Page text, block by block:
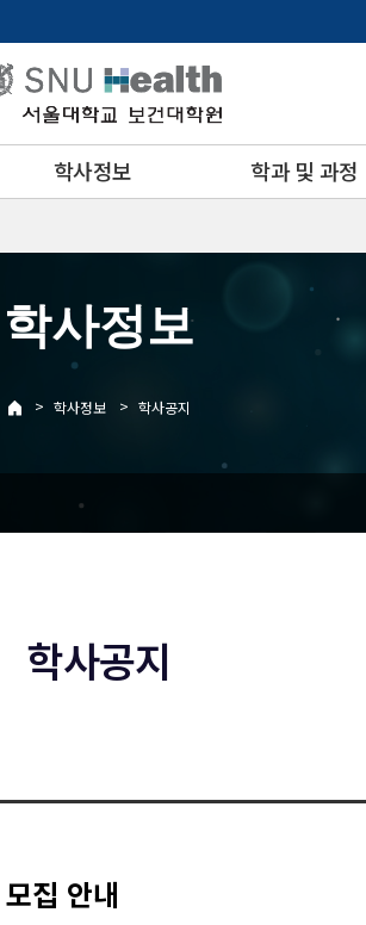
학사정보
학과 및 과정
학사정보
> 학사정보 > 학사공지
학사공지
집 안내